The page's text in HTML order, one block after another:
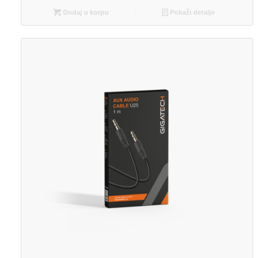
Dodaj u korpu Pokaži detalje